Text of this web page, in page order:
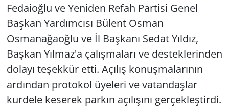
Fedaioğlu ve Yeniden Refah Partisi Genel
Başkan Yardımcısı Bülent Osman
Osmanağaoğlu ve İl Başkanı Sedat Yıldız,
Başkan Yılmaz'a çalışmaları ve desteklerinden
dolayı teşekkür etti. Açılış konuşmalarının
ardından protokol üyeleri ve vatandaşlar
kurdele keserek parkın açılışını gerçekleştirdi.